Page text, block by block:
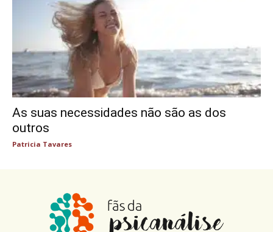
As suas necessidades não são as dos
outros
Patricia Tavares